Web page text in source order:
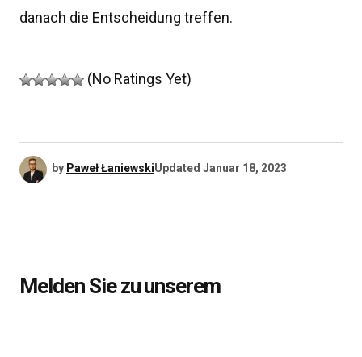
danach die Entscheidung treffen.
(No Ratings Yet)
by Paweł ŁaniewskiUpdated Januar 18, 2023
Melden Sie zu unserem